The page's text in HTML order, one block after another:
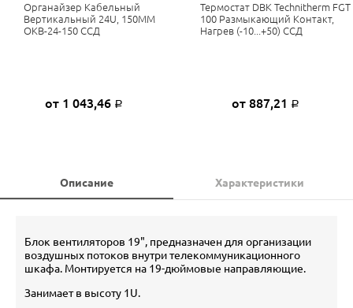
Органайзер Кабельный
Вертикальный 24U, 150ММ
ОКВ-24-150 ССД
от 1 043,46 Р
Термостат DBK Technitherm FGT
100 Размыкающий Контакт,
Нагрев (-10...+50) ССД
от 887,21 Р
Описание Характеристики
Блок вентиляторов 19", предназначен для организации
воздушных потоков внутри телекоммуникационного
шкафа. Монтируется на 19-дюймовые направляющие.
Занимает в высоту 1U.